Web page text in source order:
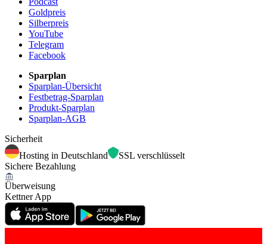
Goldpreis
Silberpreis
YouTube
Telegram
Facebook
Sparplan
Sparplan-Übersicht
Festbetrag-Sparplan
Produkt-Sparplan
Sparplan-AGB
Sicherheit
Hosting in Deutschland
SSL verschlüsselt
Sichere Bezahlung
Überweisung
Kettner App